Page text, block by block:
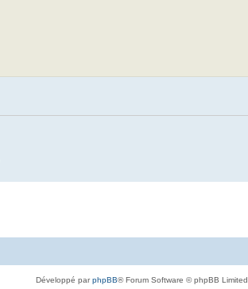
Développé parphpBB® Forum Software © phpBB Limited